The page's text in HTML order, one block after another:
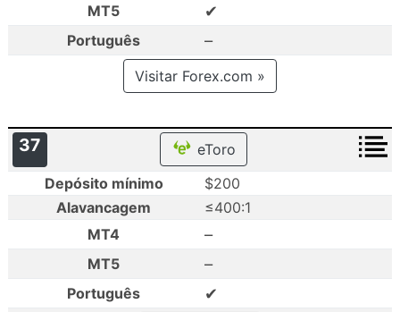
MT5 ✔
Português –
Visitar Forex.com »
37
eToro
Depósito mínimo
$200
Alavancagem
≤400:1
MT4
–
MT5 –
Português ✔